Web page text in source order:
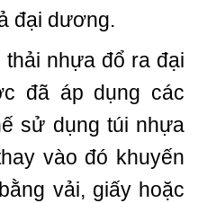
đại dương.
nhựa đổ ra đại
đã áp dụng các
sử dụng túi nhựa
vào đó khuyến
vải, giấy hoặc